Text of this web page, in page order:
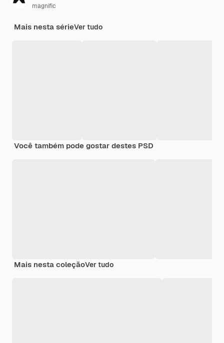
magnific
Mais nesta sérieVer tudo
Você também pode gostar destes PSD
Mais nesta coleçãoVer tudo